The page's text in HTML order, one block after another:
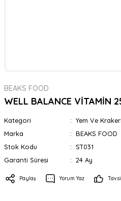
BEAKS FOOD
WELL BALANCE VİTAMİN
Kategori
Yem Ve
Marka
BEAKS FOOD
Stok Kodu
ST031
Garanti Süresi
24 Ay
Paylaş Yorum Yaz